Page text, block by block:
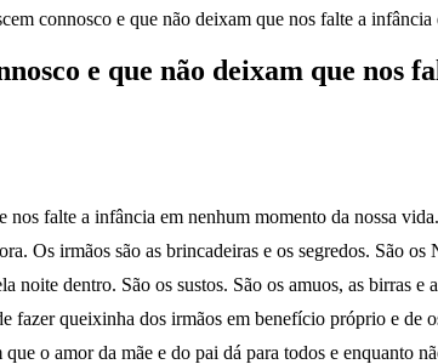
connosco e que não deixam que nos falte a
e que não deixam que nos
nos falte a infância em nenhum momento da nossa
Os irmãos são as brincadeiras e os segredos. São os
noite dentro. São os sustos. São os amuos, as birras
fazer queixinha dos irmãos em benefício próprio e de
o amor da mãe e do pai dá para todos e enquanto